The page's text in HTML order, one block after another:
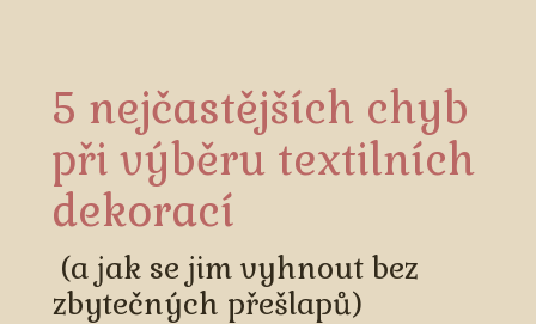
5 nejčastějších chyb
při výběru textilních
dekorací
(a jak se jim vyhnout bez
zbytečných přešlapů)